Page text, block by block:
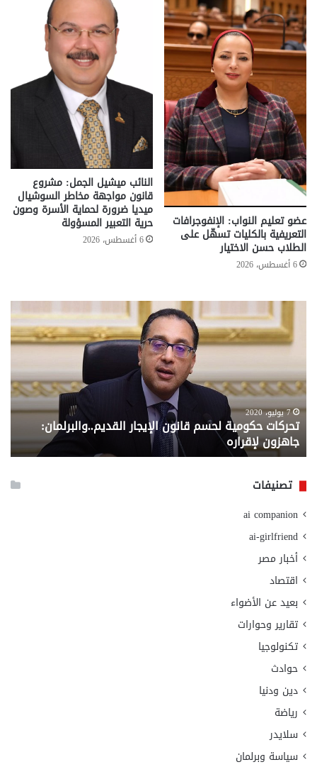
عضو تعليم النواب: الإنفوجرافات
التعريفية بالكليات تسهّل على
الطلاب حسن الاختيار
6 أغسطس، 2026
النائب ميشيل الجمل: مشروع
قانون مواجهة مخاطر السوشيال
ميديا ضرورة لحماية الأسرة وصون
حرية التعبير المسؤولة
6 أغسطس، 2026
تحركات
حكومية
لحسم
قانون
القديم..والبرلمان:
جاهزون
لإقراره
7 يوليو، 2020
تحركات حكومية لحسم قانون الإيجار القديم..والبرلمان:
جاهزون لإقراره
..
من
تصنيفات
ai companion
ai-girlfriend
أخبار مصر
اقتصاد
بعيد عن الأضواء
تقارير وحوارات
تكنولوجيا
حوادث
دين ودنيا
رياضة
سلايدر
سياسة وبرلمان